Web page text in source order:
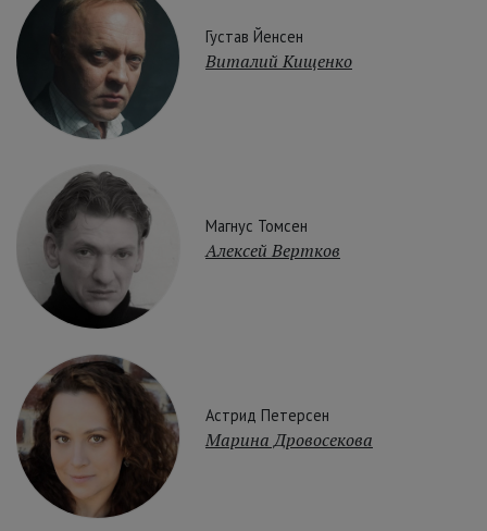
Густав Йенсен
Виталий Кищенко
Магнус Томсен
Алексей Вертков
Астрид Петерсен
Марина Дровосекова